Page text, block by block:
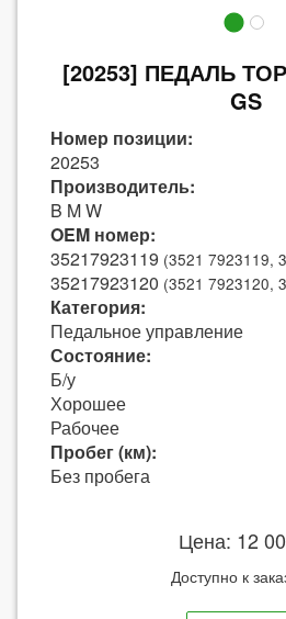
[20253] ПЕДАЛЬ
GS
Номер позиции:
20253
Производитель:
B M W
OEM номер:
35217923119 (3521 7923119,
35217923120 (3521 7923120,
Категория:
Педальное управление
Состояние:
Б/у
Хорошее
Рабочее
Пробег (км):
Без пробега
Цена: 12
Доступно к